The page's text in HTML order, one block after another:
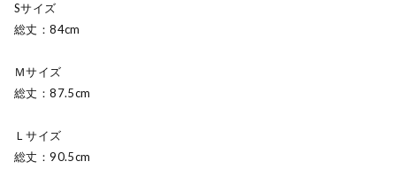
Sサイズ
総丈：84cm
Ｍサイズ
総丈：87.5cm
Ｌサイズ
総丈：90.5cm